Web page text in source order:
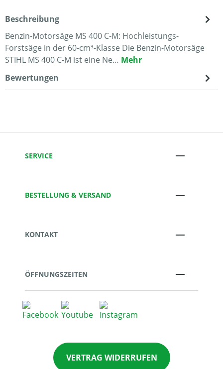
Beschreibung
Benzin-Motorsäge MS 400 C-M: Hochleistungs-
Forstsäge in der 60-cm³-Klasse Die Benzin-Motorsäge
STIHL MS 400 C-M ist eine Ne… Mehr
Bewertungen
SERVICE
BESTELLUNG & VERSAND
KONTAKT
ÖFFNUNGSZEITEN
VERTRAG WIDERRUFEN